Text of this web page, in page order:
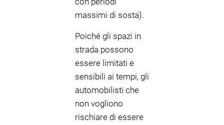
massimi di sosta).
Poiché gli spazi in
strada possono
essere limitati e
sensibili ai tempi, gli
automobilisti che
non vogliono
rischiare di essere